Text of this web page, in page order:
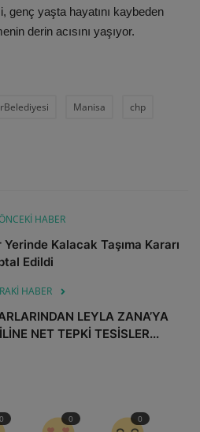
genç yaşta hayatını kaybeden
derin acısını yaşıyor.
Manisa chp
HABER
Kalacak Taşıma Kararı
Edildi
HABER
LEYLA ZANA’YA
NET TEPKİ TESİSLER...
0 0 0